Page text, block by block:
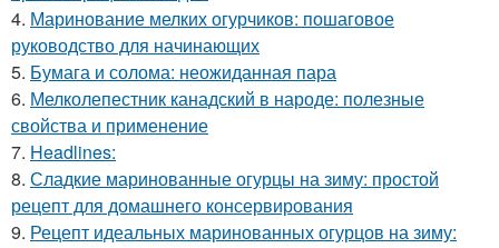
4. Маринование мелких огурчиков: пошаговое
руководство для начинающих
5. Бумага и солома: неожиданная пара
6. Мелколепестник канадский в народе: полезные
свойства и применение
7. Headlines:
8. Сладкие маринованные огурцы на зиму: простой
рецепт для домашнего консервирования
9. Рецепт идеальных маринованных огурцов на зиму: